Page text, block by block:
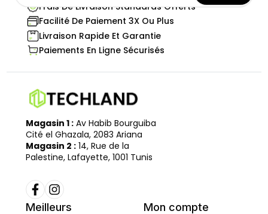
Frais De Livraison Standards Offerts
Facilité De Paiement 3X Ou Plus
Livraison Rapide Et Garantie
Paiements En Ligne Sécurisés
Magasin 1 : Av Habib Bourguiba
Cité el Ghazala, 2083 Ariana
Magasin 2 : 14, Rue de la
Palestine, Lafayette, 1001 Tunis
Meilleurs Mon compte